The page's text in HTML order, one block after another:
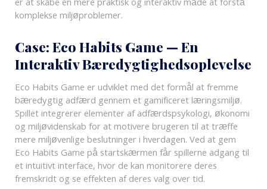
er at skabe en mere praktisk og interaktiv måde at forstå
komplekse miljøproblemer.
Case: Eco Habits Game — En
Interaktiv Bæredygtighedsoplevelse
Eco Habits Game er udviklet med det formål at fremme
bæredygtig adfærd gennem et gamificeret læringsmiljø.
Spillet integrerer elementer af adfærdspsykologi, økonomi
og miljøvidenskab for at motivere brugeren til at træffe
mere miljøvenlige beslutninger i hverdagen. Ved at gem
Eco Habits Game på startskærmen får spillerne adgang til
et intuitivt interface, hvor de kan monitorere deres
fremskridt og se effekten af deres valg over tid.